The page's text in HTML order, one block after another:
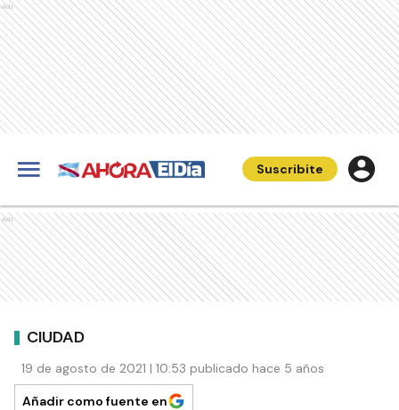
Ads
Suscribite
Ads
CIUDAD
19 de agosto de 2021 | 10:53 publicado hace 5 años
Añadir como fuente en